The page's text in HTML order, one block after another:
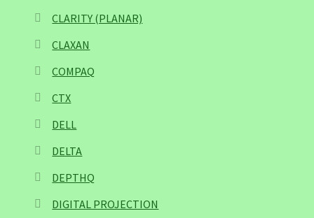
CLARITY (PLANAR)
CLAXAN
COMPAQ
CTX
DELL
DELTA
DEPTHQ
DIGITAL PROJECTION